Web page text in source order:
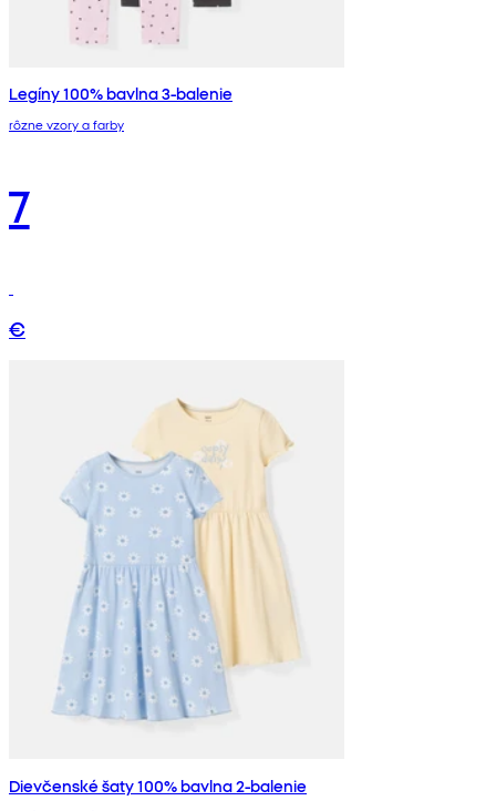
Legíny 100% bavlna 3-balenie
rôzne vzory a farby
7
€
Dievčenské šaty 100% bavlna 2-balenie